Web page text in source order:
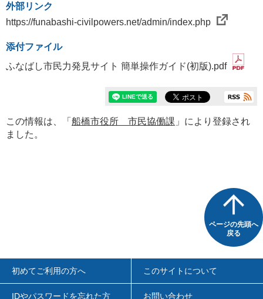
外部リンク
https://funabashi-civilpowers.net/admin/index.php
添付ファイル
ふなばし市民力発見サイト 簡単操作ガイド(初版).pdf
この情報は、「 船橋市役所 市民協働課 」により登録され
ました。
ページの先頭へ
戻る
初めてご利用の方へ このサイトについて
IDやパスワードを忘れた方 お問い合わせ